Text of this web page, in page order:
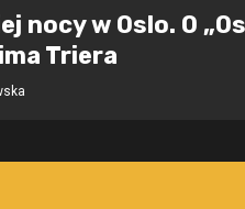
nocy w Oslo. O
Triera